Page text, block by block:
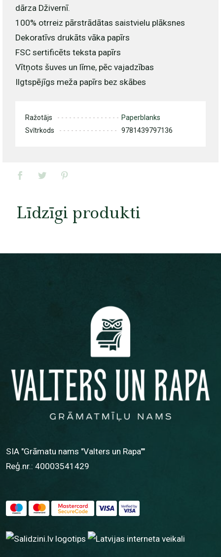
dārza Dživernī.
100% otrreiz pārstrādātas saistvielu plāksnes
Dekoratīvs drukāts vāka papīrs
FSC sertificēts teksta papīrs
Vītņots šuves un līme, pēc vajadzības
Ilgtspējīgs meža papīrs bez skābes
Ražotājs
Paperblanks
Svītrkods
9781439797136
Līdzīgi produkti
SIA "Grāmatu nams "Valters un Rapa""
Reģ.nr.: 40003541429